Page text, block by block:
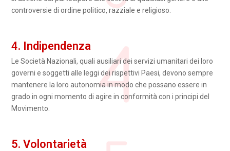
controversie di ordine politico, razziale e religioso.
4. Indipendenza
Le Società Nazionali, quali ausiliari dei servizi umanitari dei loro
governi e soggetti alle leggi dei rispettivi Paesi, devono sempre
mantenere la loro autonomia in modo che possano essere in
grado in ogni momento di agire in conformità con i principi del
Movimento.
5. Volontarietà